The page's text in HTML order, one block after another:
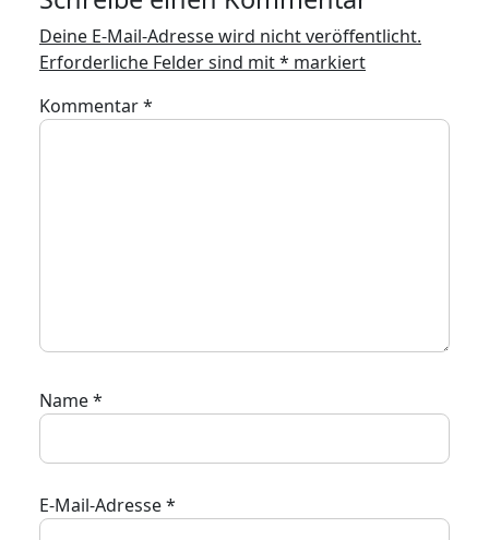
Deine E-Mail-Adresse wird nicht veröffentlicht.
Erforderliche Felder sind mit* markiert
Kommentar*
Name*
E-Mail-Adresse*